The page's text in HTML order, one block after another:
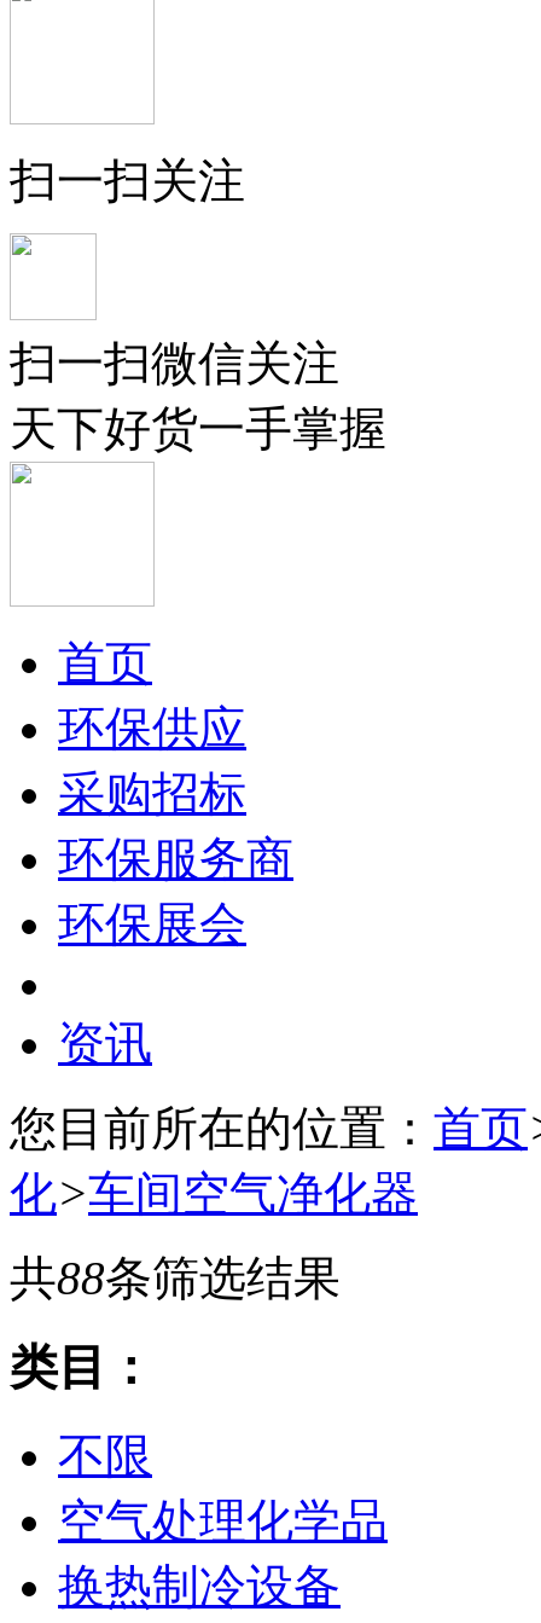
扫一扫关注
扫一扫微信关注
天下好货一手掌握
首页
环保供应
采购招标
环保服务商
环保展会
资讯
您目前所在的位置： 首页
化>车间空气净化器
共88条筛选结果
类目：
不限
空气处理化学品
换热制冷设备